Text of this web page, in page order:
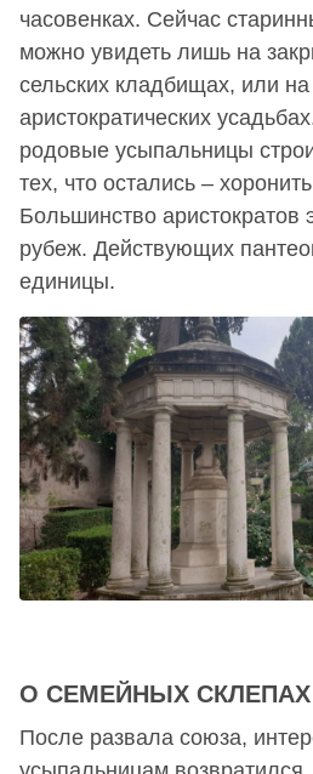
часовенках. Сейчас
можно увидеть лишь на
сельских кладбищах, или
аристократических
родовые усыпальницы
тех, что остались –
Большинство аристократов
рубеж. Действующих
единицы.
О СЕМЕЙНЫХ СКЛЕПАХ
После развала союза,